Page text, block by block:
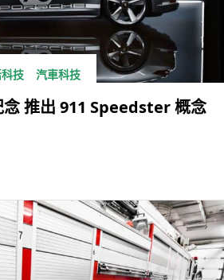
技 汽車科技
念 推出 911 Speedster 概念